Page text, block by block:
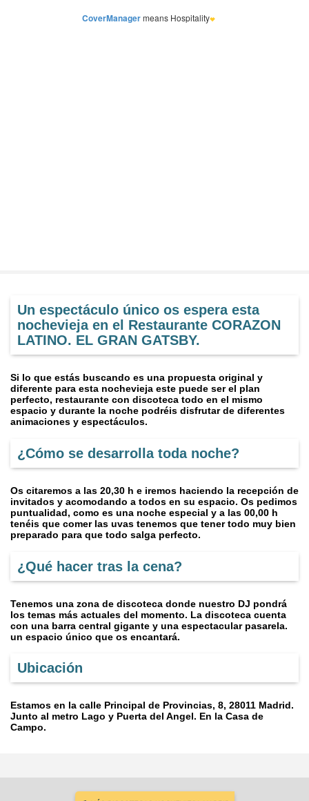
Un espectáculo único os espera esta
nochevieja en el Restaurante CORAZON
LATINO. EL GRAN GATSBY.
Si lo que estás buscando es una propuesta original y
diferente para esta nochevieja este puede ser el plan
perfecto, restaurante con discoteca todo en el mismo
espacio y durante la noche podréis disfrutar de diferentes
animaciones y espectáculos.
¿Cómo se desarrolla toda noche?
Os citaremos a las 20,30 h e iremos haciendo la recepción de
invitados y acomodando a todos en su espacio. Os pedimos
puntualidad, como es una noche especial y a las 00,00 h
tenéis que comer las uvas tenemos que tener todo muy bien
preparado para que todo salga perfecto.
¿Qué hacer tras la cena?
Tenemos una zona de discoteca donde nuestro DJ pondrá
los temas más actuales del momento. La discoteca cuenta
con una barra central gigante y una espectacular pasarela.
un espacio único que os encantará.
Ubicación
Estamos en la calle Principal de Provincias, 8, 28011 Madrid.
Junto al metro Lago y Puerta del Angel. En la Casa de
Campo.